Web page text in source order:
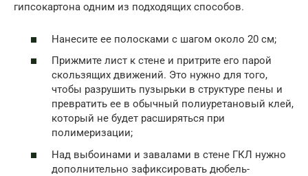
гипсокартона одним из подходящих способов.
Нанесите ее полосками с шагом около 20 см;
Прижмите лист к стене и притрите его парой
скользящих движений. Это нужно для того,
чтобы разрушить пузырьки в структуре пены и
превратить ее в обычный полиуретановый клей,
который не будет расширяться при
полимеризации;
Над выбоинами и завалами в стене ГКЛ нужно
дополнительно зафиксировать дюбель-